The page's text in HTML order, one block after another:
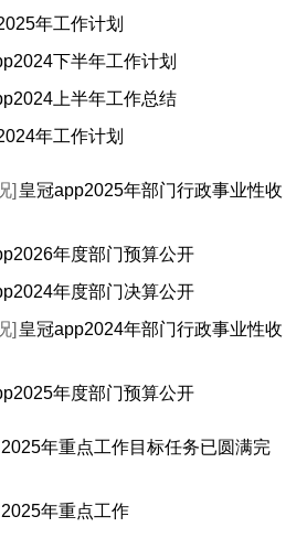
年工作计划
下半年工作计划
上半年工作总结
年工作计划
] 皇冠app2025年部门行政事业性收
年度部门预算公开
年度部门决算公开
] 皇冠app2024年部门行政事业性收
年度部门预算公开
2025年重点工作目标任务已圆满完
2025年重点工作